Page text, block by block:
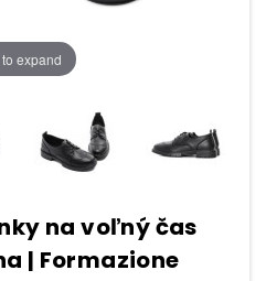
expand
na voľný čas
| Formazione